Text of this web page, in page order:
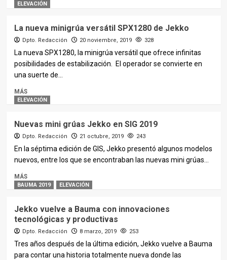
ELEVACIÓN
La nueva minigrúa versátil SPX1280 de Jekko
Dpto. Redacción 20 noviembre, 2019 328
La nueva SPX1280, la minigrúa versátil que ofrece infinitas
posibilidades de estabilización. El operador se convierte en
una suerte de...
MÁS
ELEVACIÓN
Nuevas mini grúas Jekko en SIG 2019
Dpto. Redacción 21 octubre, 2019 243
En la séptima edición de GIS, Jekko presentó algunos modelos
nuevos, entre los que se encontraban las nuevas mini grúas...
MÁS
BAUMA 2019 ELEVACIÓN
Jekko vuelve a Bauma con innovaciones
tecnológicas y productivas
Dpto. Redacción 8 marzo, 2019 253
Tres años después de la última edición, Jekko vuelve a Bauma
para contar una historia totalmente nueva donde las